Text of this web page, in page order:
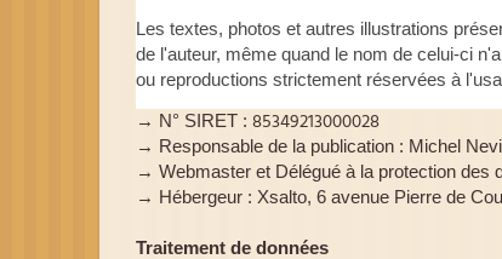
Les textes, photos et autres illustrations
de l'auteur, même quand le nom de celui-ci
ou reproductions strictement réservées à
→ N° SIRET : 85349213000028
→ Responsable de la publication : Michel
→ Webmaster et Délégué à la protection des
→ Hébergeur : Xsalto, 6 avenue Pierre de
Traitement de données